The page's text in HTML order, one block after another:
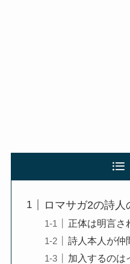
ロマサガ2の詩人
正体は明言さ
詩人本人が仲
加入するのは